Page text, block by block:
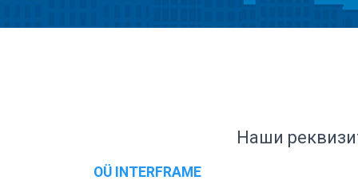
Наши
OÜ INTERFRAME